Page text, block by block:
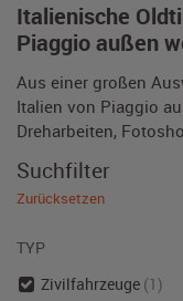
Italienische
Piaggio außen
Aus einer großen
Italien von Piaggio
Dreharbeiten,
Suchfilter
Zurücksetzen
TYP
Zivilfahrzeuge (1)